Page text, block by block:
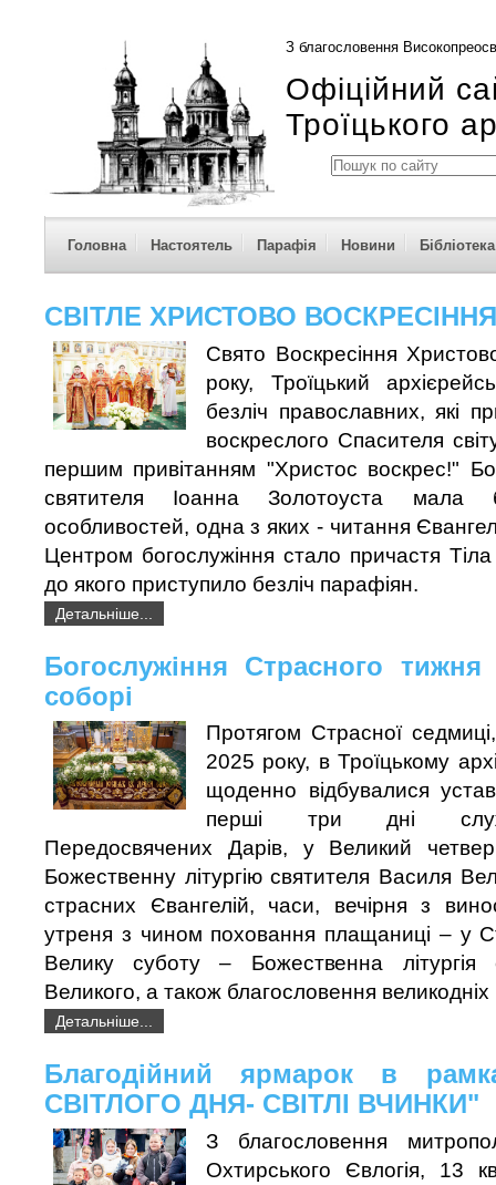
З благословення
Офіційний
Троїцького
Головна Настоятель Парафія Новини Бібліотека
СВІТЛЕ ХРИСТОВО ВОСКРЕСІННЯ
Свято Воскресіння
року, Троїцький
безліч православних, які
воскреслого Спасителя
першим привітанням "Христос воскрес!"
святителя Іоанна Золотоуста мала
особливостей, одна з яких - читання
Центром богослужіння стало причастя
до якого приступило безліч парафіян.
Детальніше...
Богослужіння Страсного
соборі
Протягом Страсної
2025 року, в Троїцькому
щоденно відбувалися
перші три дні
Передосвячених Дарів, у Великий
Божественну літургію святителя Василя
страсних Євангелій, часи, вечірня з
утреня з чином поховання плащаниці – у
Велику суботу – Божественна літургія
Великого, а також благословення
Детальніше...
Благодійний ярмарок в
СВІТЛОГО ДНЯ- СВІТЛІ ВЧИНКИ"
З благословення
Охтирського Євлогія, 13